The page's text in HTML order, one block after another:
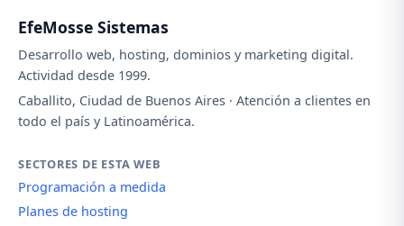
EfeMosse Sistemas
Desarrollo web, hosting, dominios y marketing digital.
Actividad desde 1999.
Caballito, Ciudad de Buenos Aires · Atención a clientes en
todo el país y Latinoamérica.
SECTORES DE ESTA WEB
Programación a medida
Planes de hosting